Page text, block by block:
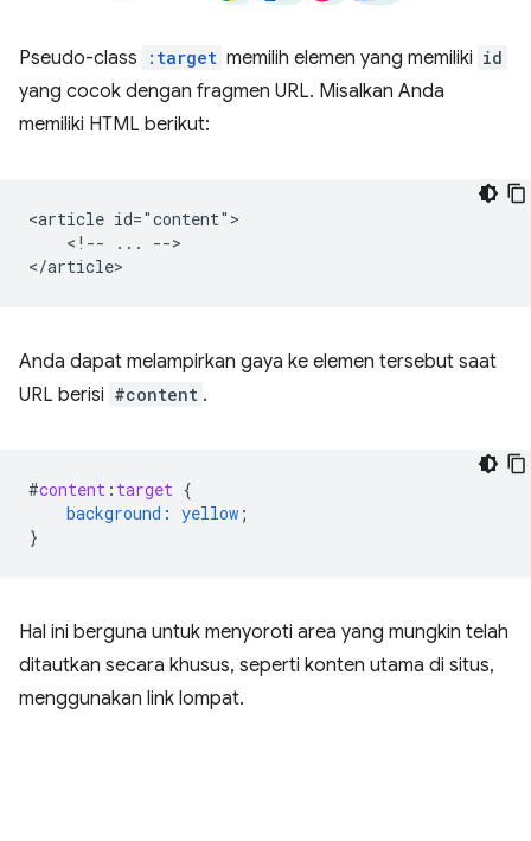
Pseudo-class :target memilih elemen yang memiliki id
yang cocok dengan fragmen URL. Misalkan Anda
memiliki HTML berikut:
<article id="content">
    <!-- ... -->
Anda dapat melampirkan gaya ke elemen tersebut saat
URL berisi #content .
#content : target {
background : yellow ;
}
Hal ini berguna untuk menyoroti area yang mungkin telah
ditautkan secara khusus, seperti konten utama di situs,
menggunakan link lompat.